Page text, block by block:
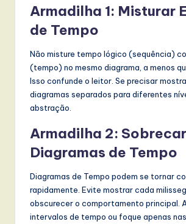
Armadilha 1: Misturar
de Tempo
Não misture tempo lógico (sequência)
(tempo) no mesmo diagrama, a menos
Isso confunde o leitor. Se precisar
diagramas separados para diferentes
abstração.
Armadilha 2:
Diagramas de Tempo
Diagramas de Tempo podem se tornar
rapidamente. Evite mostrar cada
obscurecer o comportamento principal.
intervalos de tempo ou foque apenas